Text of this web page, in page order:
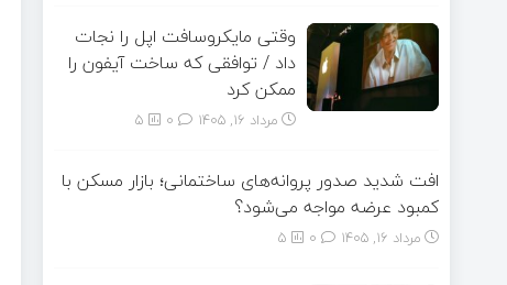
وقتی مایکروسافت اپل را نجات
داد / توافقی که ساخت آیفون را
ممکن کرد
مرداد ۱۶, ۱۴۰۵ 5
افت شدید صدور پروانه‌های ساختمانی؛ بازار مسکن با
کمبود عرضه مواجه می‌شود؟
مرداد ۱۶, ۱۴۰۵ 5